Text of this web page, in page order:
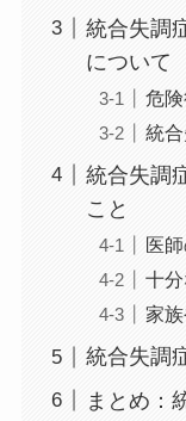
統合失調
について
危
統
統合失調
こと
医
十
家
統合失調
まとめ：